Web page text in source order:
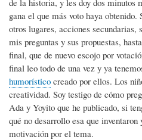
gana el que más voto haya obtenido.
otros lugares, acciones secundarias,
mis preguntas y sus propuestas,
final, que de nuevo escojo por
final leo todo de una vez y ya
humorístico creado por ellos. Los
creatividad. Soy testigo de cómo
Ada y Yoyito que he publicado, si
qué no desarrollo esa que
motivación por el tema.